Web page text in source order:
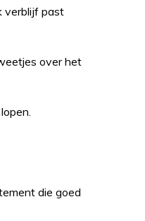
verblijf past
over het
die goed